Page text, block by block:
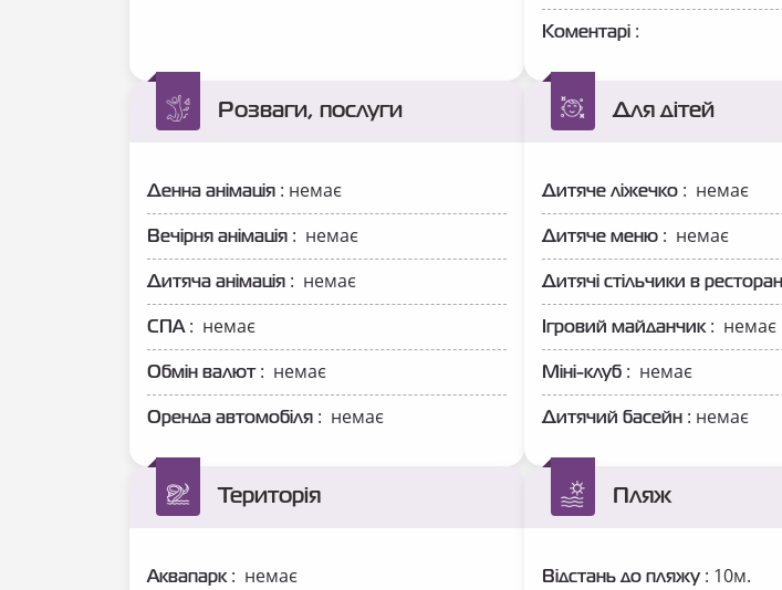
Коментарі :
Розваги, послуги
Денна анімація : немає
Вечірня анімація : немає
Дитяча анімація : немає
СПА: немає
Обмін валют: немає
Оренда автомобіля : немає
Для дітей
Дитяче ліжечко : немає
Дитяче меню : немає
Дитячі стільчики в ресторані
Ігровий майданчик: немає
Міні-клуб : немає
Дитячий басейн : немає
Територія
Аквапарк: немає
Пляж
Відстань до пляжу : 10м.